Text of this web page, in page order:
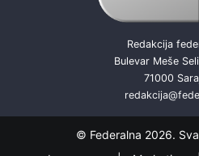
Redakcija
Bulevar Meše
71000
© Federalna 2026.